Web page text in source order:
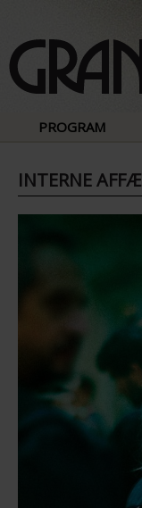
PROGRAM
INTERNE